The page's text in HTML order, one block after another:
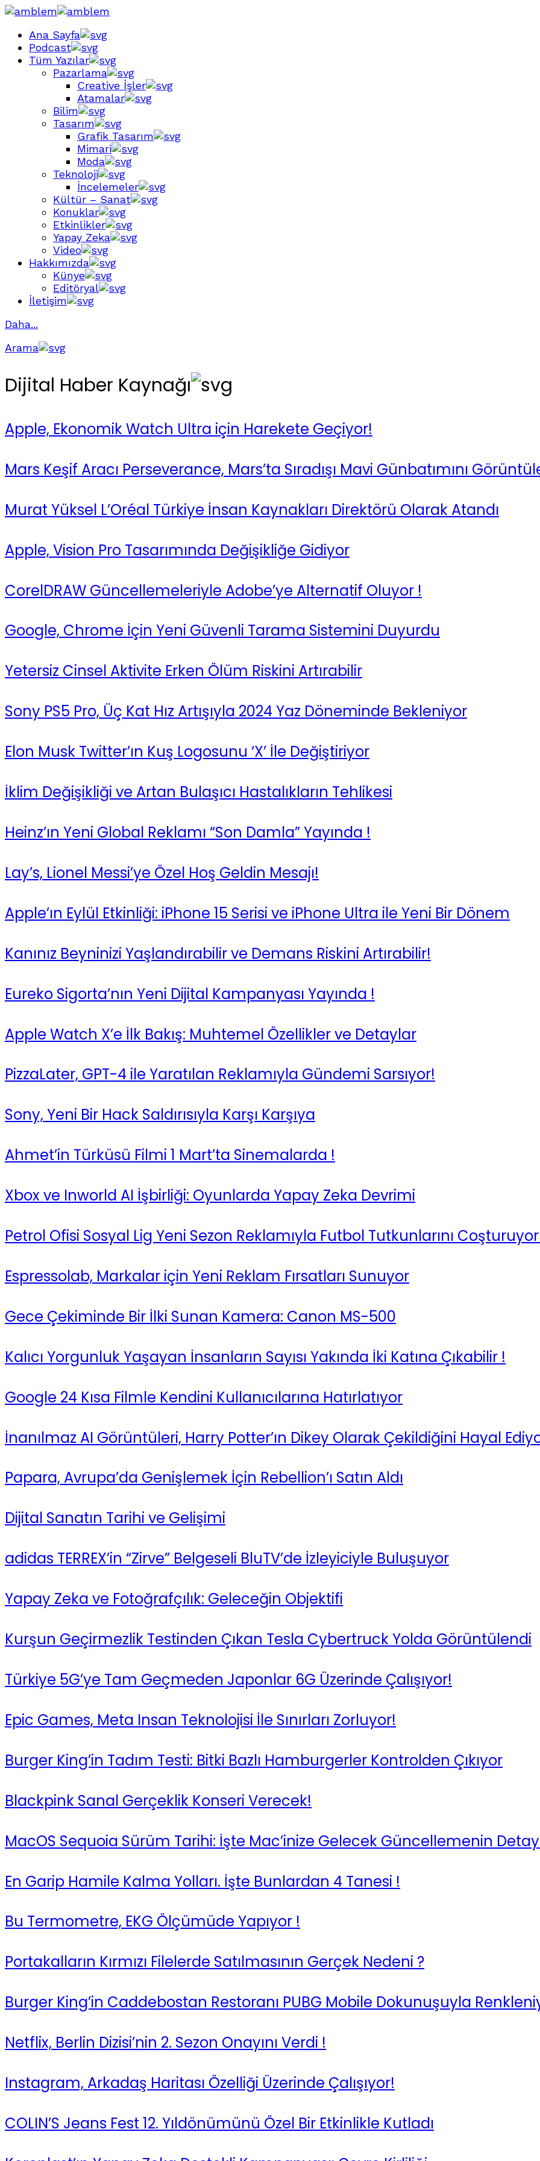
Ana Sayfa
Podcast
Tüm Yazılar
Pazarlama
Creative İşler
Atamalar
Bilim
Tasarım
Grafik Tasarım
Mimari
Moda
Teknoloji
İncelemeler
Kültür – Sanat
Konuklar
Etkinlikler
Yapay Zeka
Video
Hakkımızda
Künye
Editöryal
İletişim
Daha...
Arama
Dijital Haber Kaynağı
Apple, Ekonomik Watch Ultra için Harekete Geçiyor!
Mars Keşif Aracı Perseverance, Mars’ta Sıradışı Mavi Günbatımını
Murat Yüksel L’Oréal Türkiye İnsan Kaynakları Direktörü Olarak Atandı
Apple, Vision Pro Tasarımında Değişikliğe Gidiyor
CorelDRAW Güncellemeleriyle Adobe’ye Alternatif Oluyor !
Google, Chrome İçin Yeni Güvenli Tarama Sistemini Duyurdu
Yetersiz Cinsel Aktivite Erken Ölüm Riskini Artırabilir
Sony PS5 Pro, Üç Kat Hız Artışıyla 2024 Yaz Döneminde Bekleniyor
Elon Musk Twitter’ın Kuş Logosunu ‘X’ İle Değiştiriyor
İklim Değişikliği ve Artan Bulaşıcı Hastalıkların Tehlikesi
Heinz’ın Yeni Global Reklamı “Son Damla” Yayında !
Lay’s, Lionel Messi’ye Özel Hoş Geldin Mesajı!
Apple’ın Eylül Etkinliği: iPhone 15 Serisi ve iPhone Ultra ile Yeni Bir Dönem
Kanınız Beyninizi Yaşlandırabilir ve Demans Riskini Artırabilir!
Eureko Sigorta’nın Yeni Dijital Kampanyası Yayında !
Apple Watch X’e İlk Bakış: Muhtemel Özellikler ve Detaylar
PizzaLater, GPT-4 ile Yaratılan Reklamıyla Gündemi Sarsıyor!
Sony, Yeni Bir Hack Saldırısıyla Karşı Karşıya
Ahmet’in Türküsü Filmi 1 Mart’ta Sinemalarda !
Xbox ve Inworld AI İşbirliği: Oyunlarda Yapay Zeka Devrimi
Petrol Ofisi Sosyal Lig Yeni Sezon Reklamıyla Futbol Tutkunlarını
Espressolab, Markalar için Yeni Reklam Fırsatları Sunuyor
Gece Çekiminde Bir İlki Sunan Kamera: Canon MS-500
Kalıcı Yorgunluk Yaşayan İnsanların Sayısı Yakında İki Katına Çıkabilir !
Google 24 Kısa Filmle Kendini Kullanıcılarına Hatırlatıyor
İnanılmaz AI Görüntüleri, Harry Potter’ın Dikey Olarak Çekildiğini Hayal
Papara, Avrupa’da Genişlemek İçin Rebellion’ı Satın Aldı
Dijital Sanatın Tarihi ve Gelişimi
adidas TERREX’in “Zirve” Belgeseli BluTV’de İzleyiciyle Buluşuyor
Yapay Zeka ve Fotoğrafçılık: Geleceğin Objektifi
Kurşun Geçirmezlik Testinden Çıkan Tesla Cybertruck Yolda Görüntülendi
Türkiye 5G’ye Tam Geçmeden Japonlar 6G Üzerinde Çalışıyor!
Epic Games, Meta Insan Teknolojisi İle Sınırları Zorluyor!
Burger King’in Tadım Testi: Bitki Bazlı Hamburgerler Kontrolden Çıkıyor
Blackpink Sanal Gerçeklik Konseri Verecek!
MacOS Sequoia Sürüm Tarihi: İşte Mac’inize Gelecek Güncellemenin
En Garip Hamile Kalma Yolları. İşte Bunlardan 4 Tanesi !
Bu Termometre, EKG Ölçümüde Yapıyor !
Portakalların Kırmızı Filelerde Satılmasının Gerçek Nedeni ?
Burger King’in Caddebostan Restoranı PUBG Mobile Dokunuşuyla
Netflix, Berlin Dizisi’nin 2. Sezon Onayını Verdi !
Instagram, Arkadaş Haritası Özelliği Üzerinde Çalışıyor!
COLIN’S Jeans Fest 12. Yıldönümünü Özel Bir Etkinlikle Kutladı